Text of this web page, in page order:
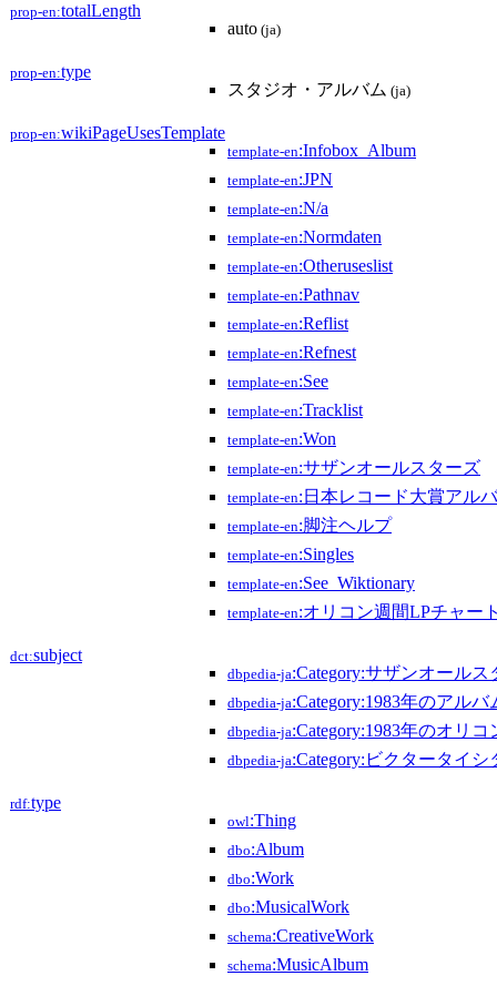
prop-en:totalLength
auto (ja)
prop-en:type
スタジオ・アルバム (ja)
prop-en:wikiPageUsesTemplate
template-en:Infobox_Album
template-en:JPN
template-en:N/a
template-en:Normdaten
template-en:Otheruseslist
template-en:Pathnav
template-en:Reflist
template-en:Refnest
template-en:See
template-en:Tracklist
template-en:Won
template-en:サザンオールスターズ
template-en:日本レコード大賞アル
template-en:脚注ヘルプ
template-en:Singles
template-en:See_Wiktionary
template-en:オリコン週間LPチャー
dct:subject
dbpedia-ja:Category:サザンオール
dbpedia-ja:Category:1983年のアルバ
dbpedia-ja:Category:1983年のオリ
dbpedia-ja:Category:ビクタータイ
rdf:type
owl:Thing
dbo:Album
dbo:Work
dbo:MusicalWork
schema:CreativeWork
schema:MusicAlbum